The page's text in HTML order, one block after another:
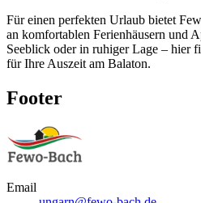
Für einen perfekten Urlaub bietet
an komfortablen Ferienhäusern und
Seeblick oder in ruhiger Lage – hier
für Ihre Auszeit am Balaton.
Footer
Email